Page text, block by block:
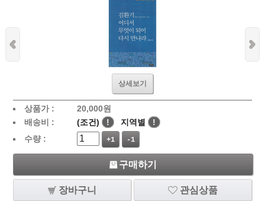
상세보기
상품가 : 20,000원
배송비 :
(조건) ! 지역별
!
수량 :
+1 -1
구매하기
장바구니 관심상품